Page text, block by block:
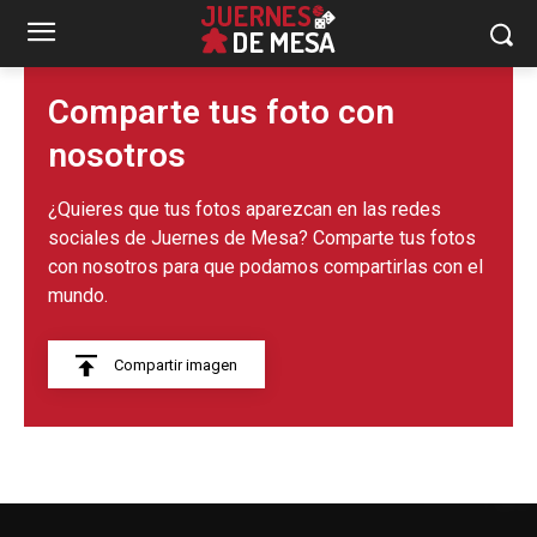
Comparte tus foto con
nosotros
¿Quieres que tus fotos aparezcan en las redes
sociales de Juernes de Mesa? Comparte tus fotos
con nosotros para que podamos compartirlas con el
mundo.
Compartir imagen